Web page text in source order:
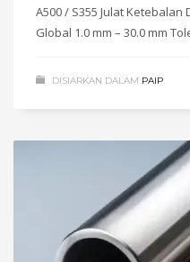
A500 / S355 Julat
Global 1.0 mm – 30.0 mm
DISIARKAN DALAM PAIP